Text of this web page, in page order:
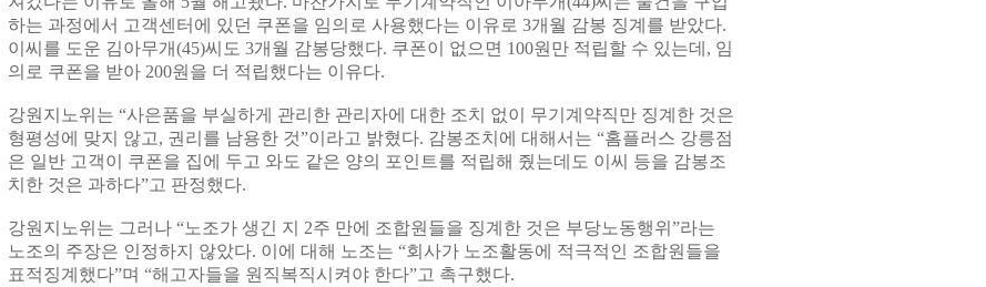
하는 과정에서 고객센터에 있던 쿠폰을 임의로 사용했다는 이유로 3개월 감봉 징계를 받았다.
이씨를 도운 김아무개(45)씨도 3개월 감봉당했다. 쿠폰이 없으면 100원만 적립할 수 있는데, 임
의로 쿠폰을 받아 200원을 더 적립했다는 이유다.
강원지노위는 “사은품을 부실하게 관리한 관리자에 대한 조치 없이 무기계약직만 징계한 것은
형평성에 맞지 않고, 권리를 남용한 것”이라고 밝혔다. 감봉조치에 대해서는 “홈플러스 강릉점
은 일반 고객이 쿠폰을 집에 두고 와도 같은 양의 포인트를 적립해 줬는데도 이씨 등을 감봉조
치한 것은 과하다”고 판정했다.
강원지노위는 그러나 “노조가 생긴 지 2주 만에 조합원들을 징계한 것은 부당노동행위”라는
노조의 주장은 인정하지 않았다. 이에 대해 노조는 “회사가 노조활동에 적극적인 조합원들을
표적징계했다”며 “해고자들을 원직복직시켜야 한다”고 촉구했다.